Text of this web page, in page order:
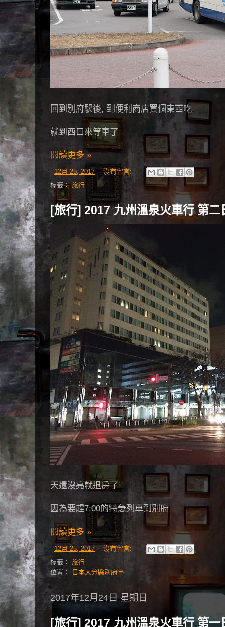
回到別府駅後, 到便利商店買個東西吃
就到西口來等車了
閱讀更多 »
- 12月 25, 2017
沒有留言:
標籤：旅行
[旅行] 2017 九州溫泉火車行 第二
天還沒亮就退房了
因為要趕7:00的特急列車到別府
閱讀更多 »
- 12月 25, 2017
沒有留言:
標籤： 旅行
位置：
日本大分縣別府市
2017年12月24日 星期日
[旅行] 2017 九州溫泉火車行 第一